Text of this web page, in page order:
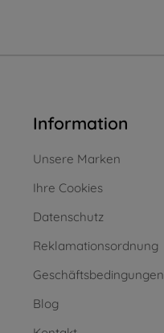
Information
Unsere Marken
Ihre Cookies
Datenschutz
Reklamationsordnung
Geschäftsbedingungen
Blog